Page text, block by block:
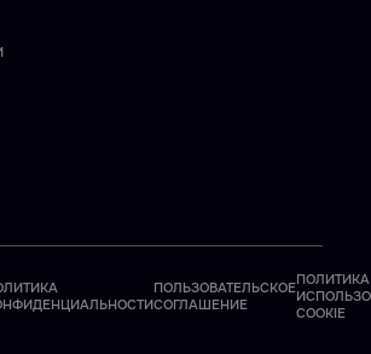
ПОЛЬЗОВАТЕЛЬСКОЕ
СОГЛАШЕНИЕ
ПОЛИТИКА
COOKIE